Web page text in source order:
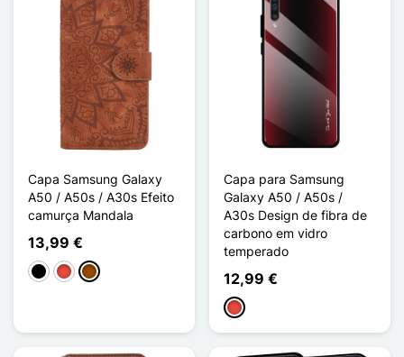
Capa Samsung Galaxy
A50 / A50s / A30s Efeito
camurça Mandala
13,99 €
PretoVermelhoCastanho
Capa para Samsung
Galaxy A50 / A50s /
A30s Design de fibra de
carbono em vidro
temperado
12,99 €
Vermelho